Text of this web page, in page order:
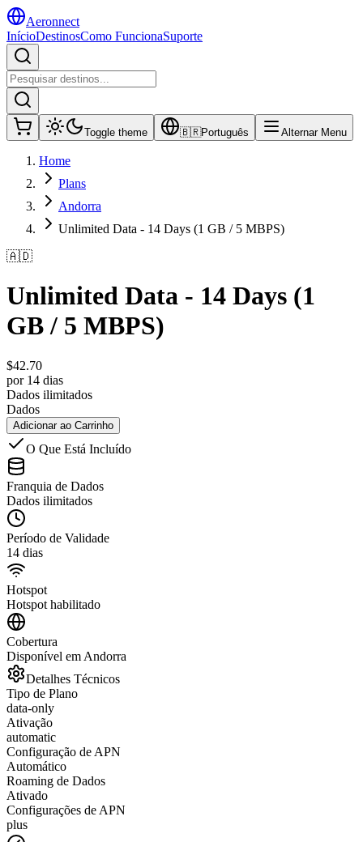
Aeronnect
InícioDestinosComo FuncionaSuporte
Toggle theme 🇧🇷Português Alternar Menu
Home
Plans
Andorra
Unlimited Data - 14 Days (1 GB / 5 MBPS)
🇦🇩
Unlimited Data - 14 Days (1
GB / 5 MBPS)
$42.70
por 14 dias
Dados ilimitados
Dados
Adicionar ao Carrinho
O Que Está Incluído
Franquia de Dados
Dados ilimitados
Período de Validade
14 dias
Hotspot
Hotspot habilitado
Cobertura
Disponível em Andorra
Detalhes Técnicos
Tipo de Plano
data-only
Ativação
automatic
Configuração de APN
Automático
Roaming de Dados
Ativado
Configurações de APN
plus